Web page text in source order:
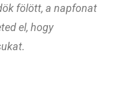
fölött, a napfonat
el, hogy